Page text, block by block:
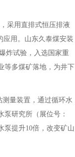
采用直排式恒压排液
应用。山东久泰煤安装
炸试验，入选国家重
等多煤矿落地，为井下
量装置，通过循环水
研究所（展位号：
泵提升10倍，改变矿山